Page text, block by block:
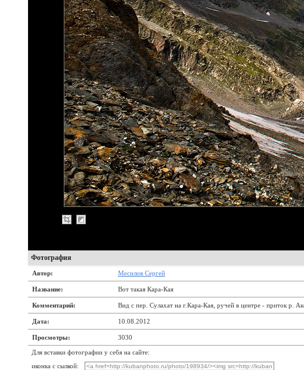
Фотография
Автор: Месилов Сергей
Название: Вот такая Кара-Кая
Комментарий: Вид с пер. Сулахат на г.Кара-Кая, ручей в центре - приток р.
Дата: 10.08.2012
Просмотры: 3030
Для вставки фотографии у себя на сайте:
иконка с сылкой: